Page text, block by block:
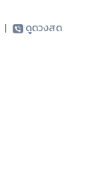
| ดูดวงสด